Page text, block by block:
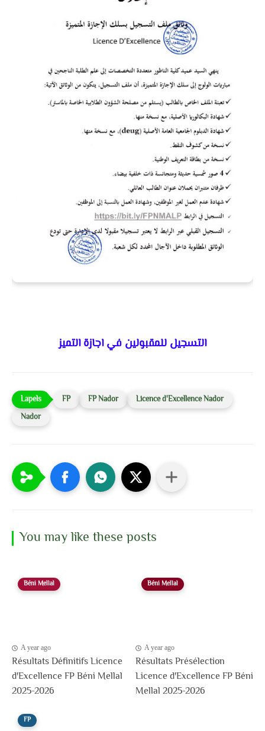
التسجيل للمقبولين في اجازة التميز
FP FP Nador
Licence d'Excellence Nador
Nador
You may like these posts
Béni Mellal
A year ago
Résultats Définitifs Licence
d'Excellence FP Béni Mellal
2025-2026
Béni Mellal
A year ago
Résultats Présélection
Licence d'Excellence FP Béni
Mellal 2025-2026
FP